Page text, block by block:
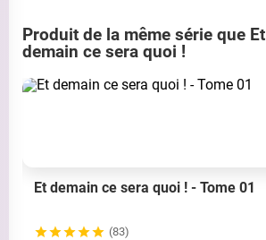
Produit de la même série que Et
demain ce sera quoi !
Et demain ce sera quoi ! - Tome 01
(83)